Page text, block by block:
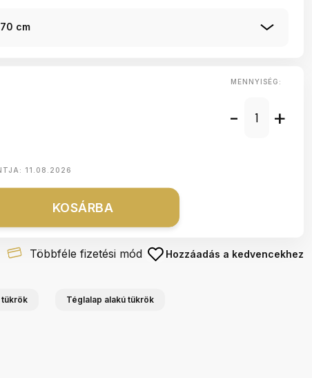
cm
MENNYISÉG:
- +
11.08.2026
KOSÁRBA
Többféle fizetési mód Hozzáadás a kedvencekhez
Téglalap alakú tükrök